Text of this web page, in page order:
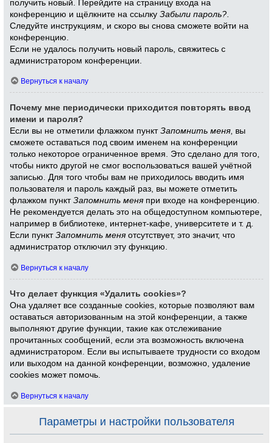
получить новый. Перейдите на страницу входа на
конференцию и щёлкните на ссылкуЗабыли пароль?
Следуйте инструкциям, и скоро вы снова сможете войти на
конференцию.
Если не удалось получить новый пароль, свяжитесь с
администратором конференции.
Вернуться к началу
Почему мне периодически приходится повторять ввод
имени и пароля?
Если вы не отметили флажком пунктЗапомнить меня , вы
сможете оставаться под своим именем на конференции
только некоторое ограниченное время. Это сделано для того,
чтобы никто другой не смог воспользоваться вашей учётной
записью. Для того чтобы вам не приходилось вводить имя
пользователя и пароль каждый раз, вы можете отметить
флажком пунктЗапомнить меня при входе на конференцию.
Не рекомендуется делать это на общедоступном компьютере,
например в библиотеке, интернет-кафе, университете и т. д.
Если пунктЗапомнить меня отсутствует, это значит, что
администратор отключил эту функцию.
Вернуться к началу
Что делает функция «Удалить cookies»?
Она удаляет все созданные cookies, которые позволяют вам
оставаться авторизованным на этой конференции, а также
выполняют другие функции, такие как отслеживание
прочитанных сообщений, если эта возможность включена
администратором. Если вы испытываете трудности со входом
или выходом на данной конференции, возможно, удаление
cookies может помочь.
Вернуться к началу
Параметры и настройки пользователя